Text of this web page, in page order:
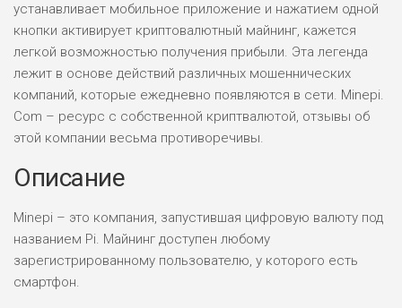
устанавливает мобильное приложение и нажатием одной
кнопки активирует криптовалютный майнинг, кажется
легкой возможностью получения прибыли. Эта легенда
лежит в основе действий различных мошеннических
компаний, которые ежедневно появляются в сети. Minepi.
Com – ресурс с собственной криптвалютой, отзывы об
этой компании весьма противоречивы.
Описание
Minepi – это компания, запустившая цифровую валюту под
названием Pi. Майнинг доступен любому
зарегистрированному пользователю, у которого есть
смартфон.